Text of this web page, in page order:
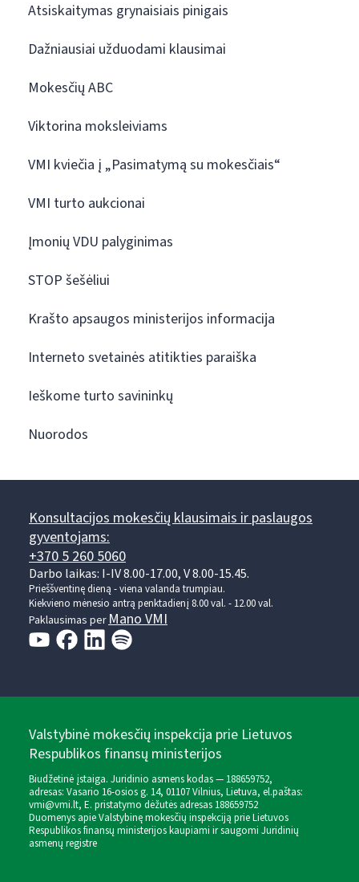
Atsiskaitymas grynaisiais pinigais
Dažniausiai užduodami klausimai
Mokesčių ABC
Viktorina moksleiviams
VMI kviečia į „Pasimatymą su mokesčiais“
VMI turto aukcionai
Įmonių VDU palyginimas
STOP šešėliui
Krašto apsaugos ministerijos informacija
Interneto svetainės atitikties paraiška
Ieškome turto savininkų
Nuorodos
Konsultacijos mokesčių klausimais ir paslaugos
gyventojams:
+370 5 260 5060
Darbo laikas: I-IV 8.00-17.00, V 8.00-15.45.
Prieššventinę dieną - viena valanda trumpiau.
Kiekvieno mėnesio antrą penktadienį 8.00 val. - 12.00 val.
Paklausimas perMano VMI
Valstybinė mokesčių inspekcija prie Lietuvos
Respublikos finansų ministerijos
Biudžetinė įstaiga. Juridinio asmens kodas — 188659752,
adresas: Vasario 16-osios g. 14, 01107 Vilnius, Lietuva, el.paštas:
vmi@vmi.lt, E. pristatymo dėžutės adresas 188659752
Duomenys apie Valstybinę mokesčių inspekciją prie Lietuvos
Respublikos finansų ministerijos kaupiami ir saugomi Juridinių
asmenų registre